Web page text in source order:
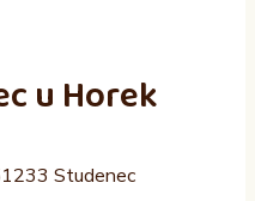
u Horek
Studenec